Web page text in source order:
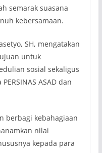
semarak suasana
kebersamaan.
SH, mengatakan
untuk
sosial sekaligus
ASAD dan
berbagi kebahagiaan
nilai
kepada para